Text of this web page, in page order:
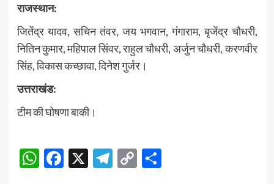
राजस्थान:
जितेंद्र यादव, सचिन तंवर, जय भगवान, गंगाराम, बृजेंद्र चौधरी,
नितिन कुमार, महिपाल सिंवर, राहुल चौधरी, अर्जुन चौधरी, करणवीर
सिंह, विकास कच्छावा, दिनेश गुर्जर।
उत्तराखंड:
टीम की घोषणा बाकी।
Post
Navigation
WhatsApp
Facebook
X Telegram
CopyShare